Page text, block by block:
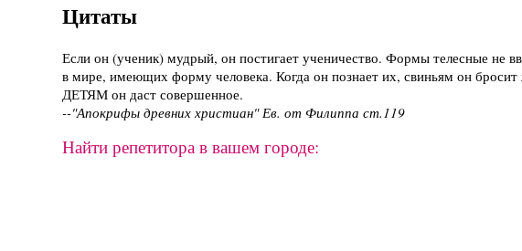
Цитаты
Если он (ученик) мудрый, он постигает ученичество. Формы телесные не
в мире, имеющих форму человека. Когда он познает их, свиньям он
ДЕТЯМ он даст совершенное.
--"Апокрифы древних христиан" Ев. от Филиппа ст.119
Найти репетитора в вашем городе: